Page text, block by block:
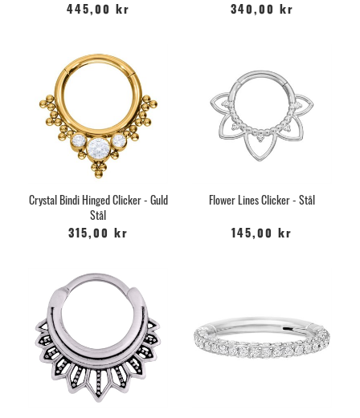
445,00 kr
340,00 kr
Crystal Bindi Hinged Clicker - Guld
Stål
315,00 kr
Flower Lines Clicker - Stål
145,00 kr